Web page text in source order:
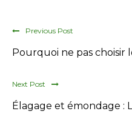
Previous Post
Pourquoi ne pas choisir
Next Post
Élagage et émondage :